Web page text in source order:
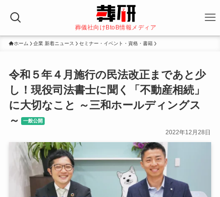
葬儀社向けBtoB情報メディア
ホーム 企業 新着ニュース セミナー・イベント・資格・書籍
令和５年４月施行の民法改正まであと少
し！現役司法書士に聞く「不動産相続」
に大切なこと ～三和ホールディングス
～
一般公開
2022年12月28日